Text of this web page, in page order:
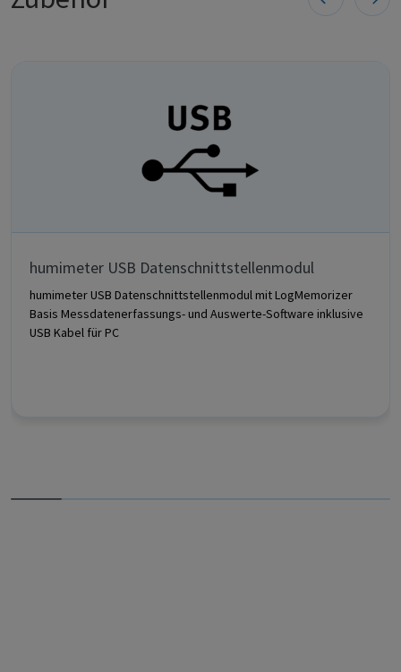
humimeter USB Datenschnittstellenmodul
humimeter USB Datenschnittstellenmodul mit LogMemorizer
Basis Messdatenerfassungs- und Auswerte-Software inklusive
USB Kabel für PC